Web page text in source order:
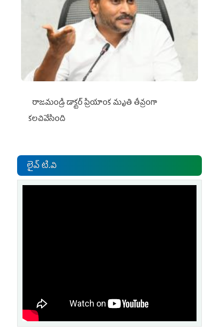
రాజమండ్రి డాక్టర్‌ ప్రియాంక మృతి తీవ్రంగా
కలచివేసింది
లైవ్ టి.వి